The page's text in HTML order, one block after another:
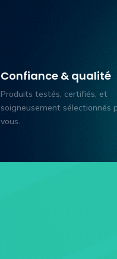
Confiance & qualité
Produits testés, certifiés, et
soigneusement sélectionnés
vous.